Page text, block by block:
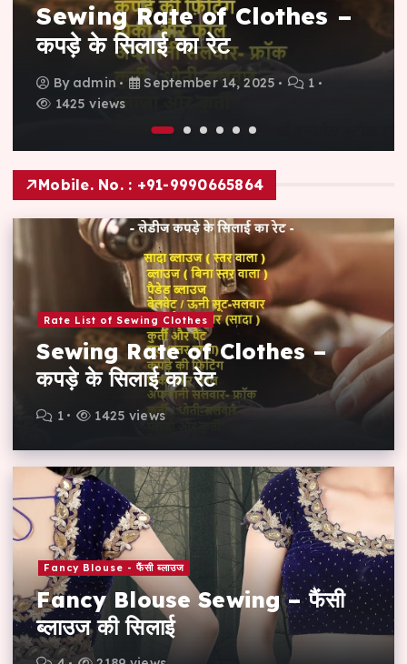
Sewing Rate of Clothes –
कपड़े के सिलाई का रेट
By admin September 14, 2025
1
1425 views
Mobile. No. : +91-9990665864
Rate List of Sewing Clothes
Sewing Rate of Clothes –
कपड़े के सिलाई का रेट
1 1425 views
Fancy Blouse - फैंसी ब्लाउज
Fancy Blouse Sewing – फैंसी
ब्लाउज की सिलाई